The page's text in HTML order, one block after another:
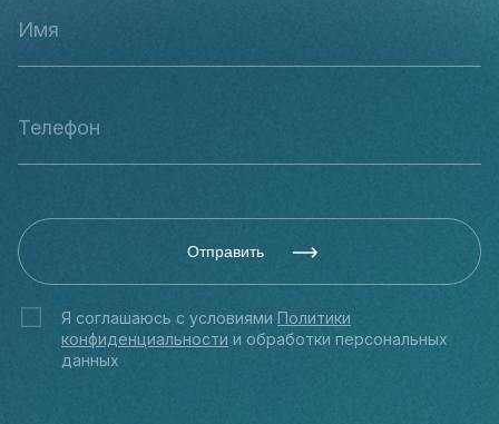
Отправить
Я соглашаюсь с условиями Политики
конфиденциальности и обработки персональных
данных